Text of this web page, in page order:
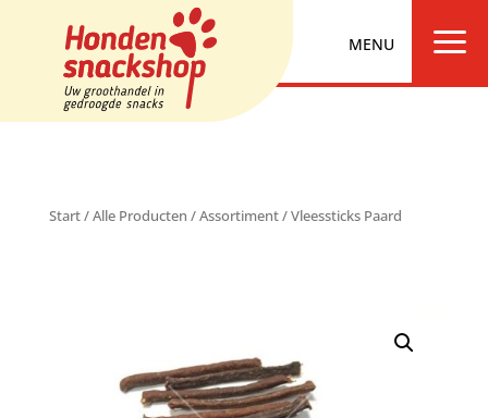
a
Start/Alle Producten /Assortiment/ Vleessticks Paard